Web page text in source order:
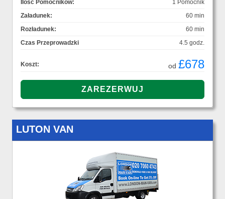
Ilość Pomocników:
1 Pomocnik
Załadunek:
60 min
Rozładunek:
60 min
Czas Przeprowadzki
4.5 godz.
Koszt: od £678
LUTON VAN